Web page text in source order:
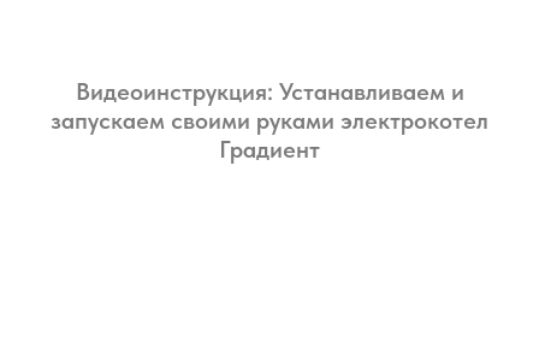
Видеоинструкция: Устанавливаем и
запускаем своими руками электрокотел
Градиент